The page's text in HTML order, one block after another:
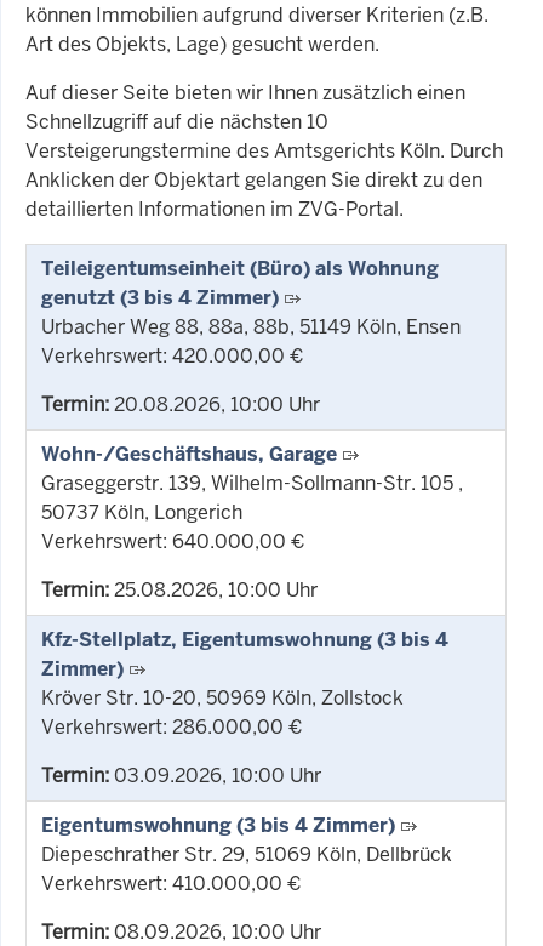
können Immobilien aufgrund diverser Kriterien (z.B.
Art des Objekts, Lage) gesucht werden.
Auf dieser Seite bieten wir Ihnen zusätzlich einen
Schnellzugriff auf die nächsten 10
Versteigerungstermine des Amtsgerichts Köln. Durch
Anklicken der Objektart gelangen Sie direkt zu den
detaillierten Informationen im ZVG-Portal.
Teileigentumseinheit (Büro) als Wohnung
genutzt (3 bis 4 Zimmer)
Urbacher Weg 88, 88a, 88b, 51149 Köln, Ensen
Verkehrswert: 420.000,00 €
Termin:20.08.2026, 10:00 Uhr
Wohn-/Geschäftshaus, Garage
Graseggerstr. 139, Wilhelm-Sollmann-Str. 105 ,
50737 Köln, Longerich
Verkehrswert: 640.000,00 €
Termin:25.08.2026, 10:00 Uhr
Kfz-Stellplatz, Eigentumswohnung (3 bis 4
Zimmer)
Kröver Str. 10-20, 50969 Köln, Zollstock
Verkehrswert: 286.000,00 €
Termin:03.09.2026, 10:00 Uhr
Eigentumswohnung (3 bis 4 Zimmer)
Diepeschrather Str. 29, 51069 Köln, Dellbrück
Verkehrswert: 410.000,00 €
Termin:08.09.2026, 10:00 Uhr